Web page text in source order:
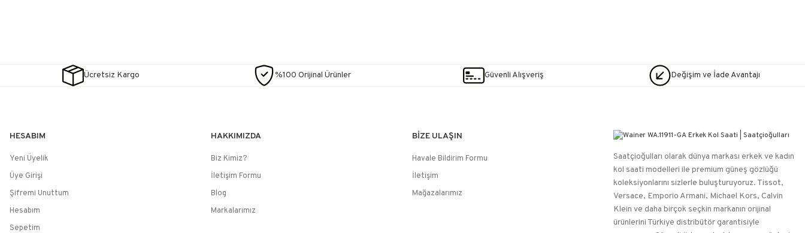
Ücretsiz Kargo %100 Orijinal Ürünler Güvenli Alışveriş Değişim ve İade Avantajı
HESABIM
Yeni Üyelik
Üye Girişi
Şifremi Unuttum
Hesabım
Sepetim
HAKKIMIZDA
Biz Kimiz?
İletişim Formu
Blog
Markalarımız
BİZE ULAŞIN
Havale Bildirim Formu
İletişim
Mağazalarımız
Saatçioğulları⁠ olarak dünya markası erkek ve kadın
kol saati modelleri ile premium güneş gözlüğü
koleksiyonlarını sizlerle buluşturuyoruz. Tissot,
Versace, Emporio Armani, Michael Kors, Calvin
Klein ve daha birçok seçkin markanın orijinal
ürünlerini Türkiye distribütör garantisiyle